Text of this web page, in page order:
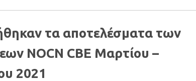
τα αποτελέσματα των
NOCN CBE Μαρτίου –
2021